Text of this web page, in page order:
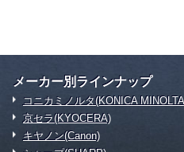
メーカー別ラインナップ
コニカミノルタ(KONICA
京セラ(KYOCERA)
キヤノン(Canon)